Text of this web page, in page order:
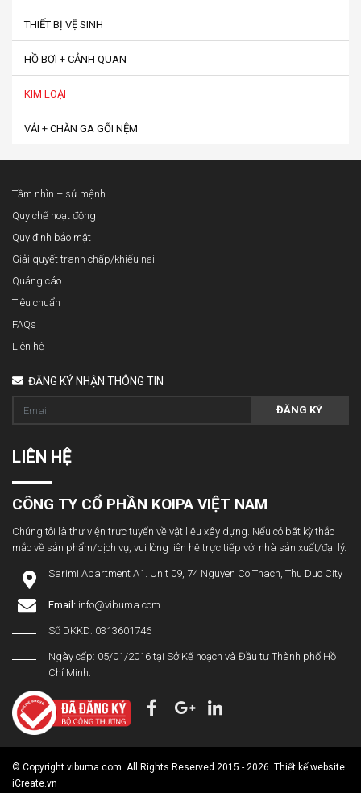
THIẾT BỊ VỆ SINH
HỒ BƠI + CẢNH QUAN
KIM LOẠI
VẢI + CHĂN GA GỐI NỆM
Tầm nhìn – sứ mệnh
Quy chế hoạt động
Quy định bảo mật
Giải quyết tranh chấp/khiếu nại
Quảng cáo
Tiêu chuẩn
FAQs
Liên hệ
ĐĂNG KÝ NHẬN THÔNG TIN
ĐĂNG KÝ
LIÊN HỆ
CÔNG TY CỔ PHẦN KOIPA VIỆT NAM
Chúng tôi là thư viện trực tuyến về vật liệu xây dựng. Nếu có bất kỳ thắc
mắc về sản phẩm/dịch vụ, vui lòng liên hệ trực tiếp với nhà sản xuất/đại lý.
Sarimi Apartment A1. Unit 09, 74 Nguyen Co Thach, Thu Duc City
Email: info@vibuma.com
Số DKKD: 0313601746
Ngày cấp: 05/01/2016 tại Sở Kế hoạch và Đầu tư Thành phố Hồ
Chí Minh.
© Copyright vibuma.com. All Rights Reserved 2015 - 2026. Thiết kế website:
iCreate.vn